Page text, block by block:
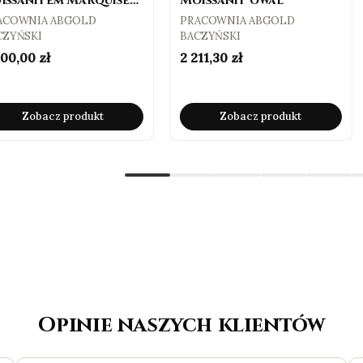
Vvs1
ABGOLD
zł
Zobacz produkt
PRODUCENT
PRACOWNIA ABGOLD
BACZYŃSKI
Cena
2 211,30 zł
Zobacz produkt
Opinie naszych klientów